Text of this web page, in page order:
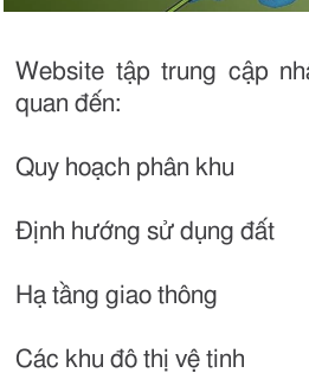
Website tập trung cập
quan đến:
Quy hoạch phân khu
Định hướng sử dụng đất
Hạ tầng giao thông
Các khu đô thị vệ tinh